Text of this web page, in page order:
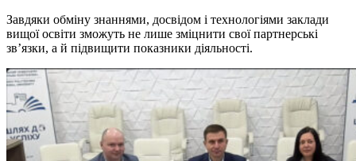
Завдяки обміну знаннями, досвідом і технологіями заклади
вищої освіти зможуть не лише зміцнити свої партнерські
зв’язки, а й підвищити показники діяльності.